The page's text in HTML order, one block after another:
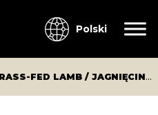
Polski
FED LAMB / JAGNIĘCINA Z WYPASU PASTWISKOWEGO – KARMA DLA KOTÓW